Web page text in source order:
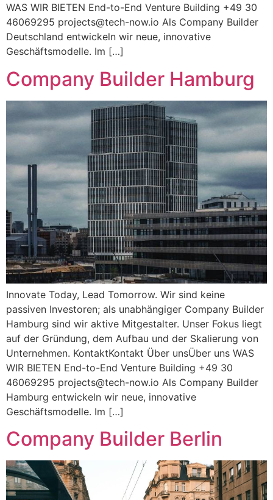
WAS WIR BIETEN End-to-End Venture Building +49 30
46069295 projects@tech-now.io Als Company Builder
Deutschland entwickeln wir neue, innovative
Geschäftsmodelle. Im […]
Company Builder Hamburg
Innovate Today, Lead Tomorrow. Wir sind keine
passiven Investoren; als unabhängiger Company Builder
Hamburg sind wir aktive Mitgestalter. Unser Fokus liegt
auf der Gründung, dem Aufbau und der Skalierung von
Unternehmen. KontaktKontakt Über unsÜber uns WAS
WIR BIETEN End-to-End Venture Building +49 30
46069295 projects@tech-now.io Als Company Builder
Hamburg entwickeln wir neue, innovative
Geschäftsmodelle. Im […]
Company Builder Berlin